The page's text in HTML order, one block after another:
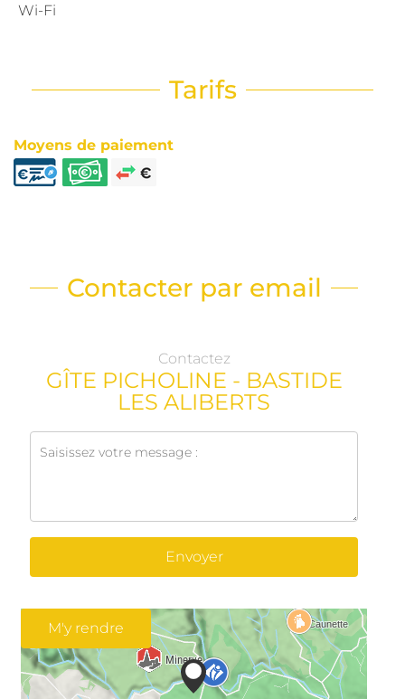
Wi-Fi
Tarifs
Moyens de paiement
Contacter par email
Contactez
GÎTE PICHOLINE - BASTIDE
LES ALIBERTS
Envoyer
M'y rendre